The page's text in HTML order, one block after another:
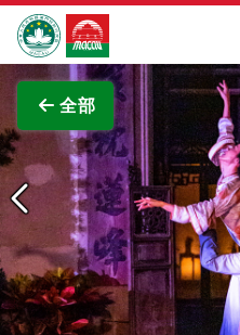
跳至主内容
澳门特别行政区政府旅游局
全部